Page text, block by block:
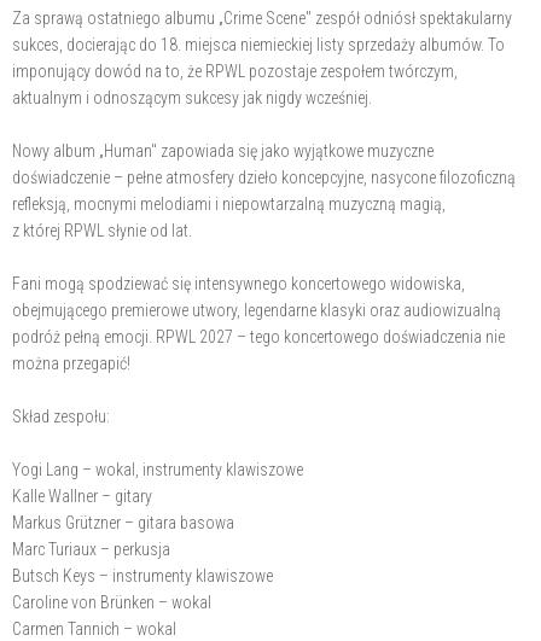
Za sprawą ostatniego albumu „Crime Scene" zespół odniósł spektakularny
sukces, docierając do 18. miejsca niemieckiej listy sprzedaży albumów. To
imponujący dowód na to, że RPWL pozostaje zespołem twórczym,
aktualnym i odnoszącym sukcesy jak nigdy wcześniej.
Nowy album „Human" zapowiada się jako wyjątkowe muzyczne
doświadczenie – pełne atmosfery dzieło koncepcyjne, nasycone filozoficzną
refleksją, mocnymi melodiami i niepowtarzalną muzyczną magią,
z której RPWL słynie od lat.
Fani mogą spodziewać się intensywnego koncertowego widowiska,
obejmującego premierowe utwory, legendarne klasyki oraz audiowizualną
podróż pełną emocji. RPWL 2027 – tego koncertowego doświadczenia nie
można przegapić!
Skład zespołu:
Yogi Lang – wokal, instrumenty klawiszowe
Kalle Wallner – gitary
Markus Grützner – gitara basowa
Marc Turiaux – perkusja
Butsch Keys – instrumenty klawiszowe
Caroline von Brünken – wokal
Carmen Tannich – wokal